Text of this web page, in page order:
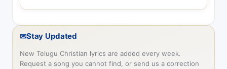
✉Stay Updated
New Telugu Christian lyrics are added every week.
Request a song you cannot find, or send us a correction